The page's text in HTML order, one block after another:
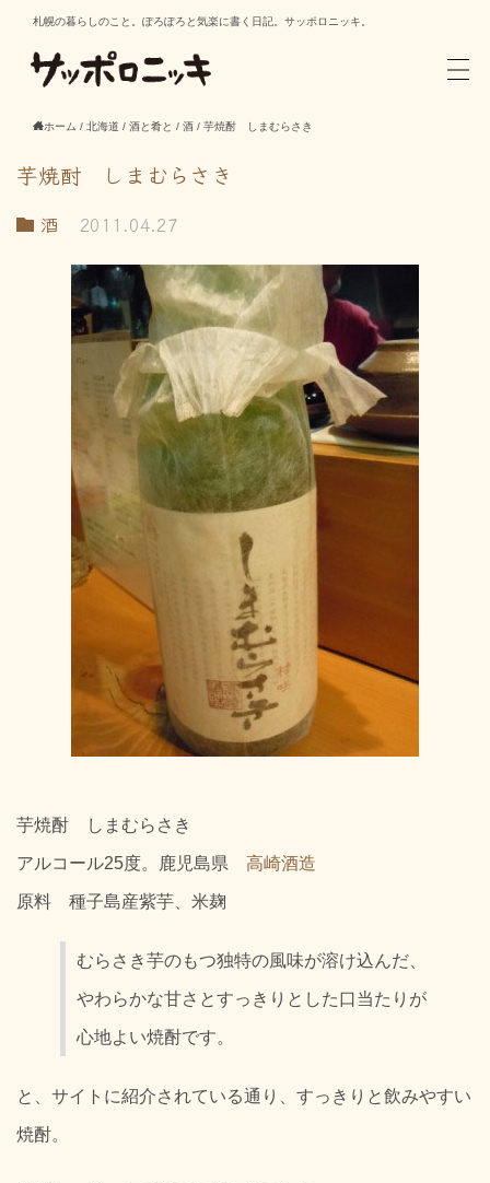
札幌の暮らしのこと。ぽろぽろと気楽に書く日記。サッポロニッキ。
ホーム / 北海道 / 酒と肴と / 酒 / 芋焼酎 しまむらさき
芋焼酎 しまむらさき
酒 2011.04.27
芋焼酎 しまむらさき
アルコール25度。鹿児島県 高崎酒造
原料 種子島産紫芋、米麹
むらさき芋のもつ独特の風味が溶け込んだ、
やわらかな甘さとすっきりとした口当たりが
心地よい焼酎です。
と、サイトに紹介されている通り、すっきりと飲みやすい
焼酎。